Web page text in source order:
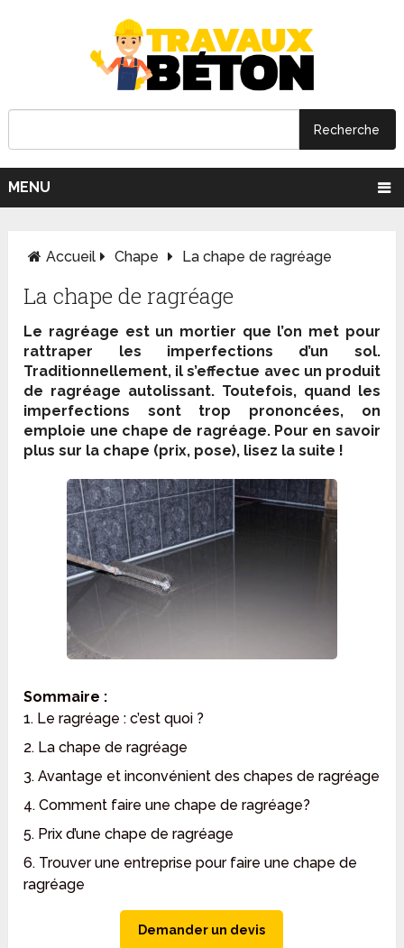
MENU
Accueil Chape La chape de ragréage
La chape de ragréage
Le ragréage est un mortier que l’on met pour
rattraper les imperfections d’un sol.
Traditionnellement, il s’effectue avec un produit
de ragréage autolissant. Toutefois, quand les
imperfections sont trop prononcées, on
emploie une chape de ragréage. Pour en savoir
plus sur la chape (prix, pose), lisez la suite !
Sommaire :
1. Le ragréage : c’est quoi ?
2. La chape de ragréage
3. Avantage et inconvénient des chapes de ragréage
4. Comment faire une chape de ragréage?
5. Prix d’une chape de ragréage
6. Trouver une entreprise pour faire une chape de
ragréage
Demander un devis